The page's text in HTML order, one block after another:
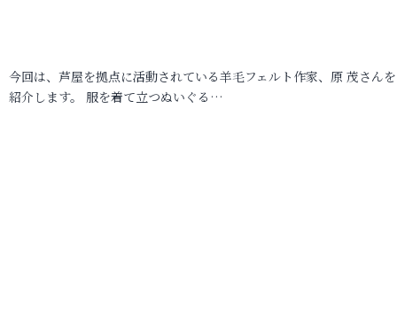
今回は、芦屋を拠点に活動されている羊毛フェルト作家、原 茂さん
紹介します。 服を着て立つぬいぐる…